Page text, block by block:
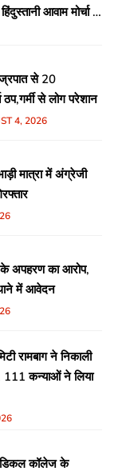
आवाम मोर्चा के
रोजगार समेत
से 20
से लोग परेशान
4, 2026
मात्रा में अंग्रेजी
के अपहरण का आरोप,
में आवेदन
रामबाग ने निकाली
111 कन्याओं ने लिया
कॉलेज के